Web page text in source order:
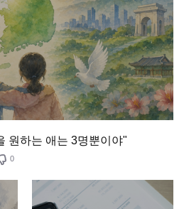
원하는 애는 3명뿐이야"
0